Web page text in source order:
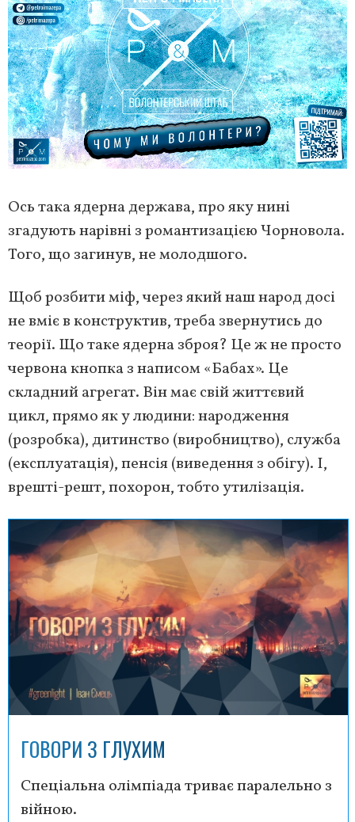
Ось така ядерна держава, про яку нині
згадують нарівні з романтизацією Чорновола.
Того, що загинув, не молодшого.
Щоб розбити міф, через який наш народ досі
не вміє в конструктив, треба звернутись до
теорії. Що таке ядерна зброя? Це ж не просто
червона кнопка з написом «Бабах». Це
складний агрегат. Він має свій життєвий
цикл, прямо як у людини: народження
(розробка), дитинство (виробництво), служба
(експлуатація), пенсія (виведення з обігу). І,
врешті-решт, похорон, тобто утилізація.
ГОВОРИ З ГЛУХИМ
Спеціальна олімпіада триває паралельно з
війною.